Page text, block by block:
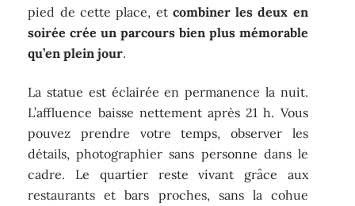
pied de cette place, et combiner les deux en
soirée crée un parcours bien plus mémorable
qu’en plein jour.
La statue est éclairée en permanence la nuit.
L’affluence baisse nettement après 21 h. Vous
pouvez prendre votre temps, observer les
détails, photographier sans personne dans le
cadre. Le quartier reste vivant grâce aux
restaurants et bars proches, sans la cohue